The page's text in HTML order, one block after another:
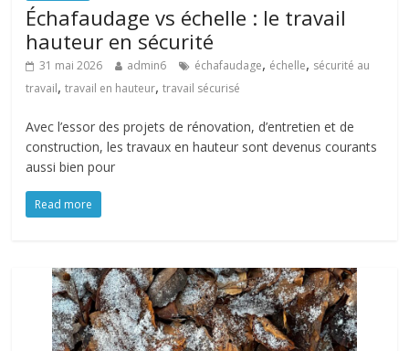
Échafaudage vs échelle : le travail
hauteur en sécurité
31 mai 2026 admin6 échafaudage, échelle, sécurité au
travail,travail en hauteur,travail sécurisé
Avec l’essor des projets de rénovation, d’entretien et de
construction, les travaux en hauteur sont devenus courants
aussi bien pour
Read more